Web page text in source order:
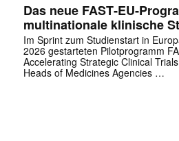
Das neue
multinationale klinische
Im Sprint zum Studienstart in
2026 gestarteten Pilotprogramm
Accelerating Strategic Clinical
Heads of Medicines Agencies …